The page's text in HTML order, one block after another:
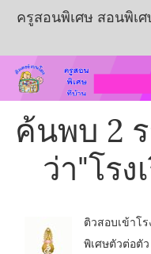
ครูสอนพิเศษ สอนพิเ
ค้นพบ 2
ว่า"โร
ติวสอบเข้าโ
พิเศษตัวต่อตัว